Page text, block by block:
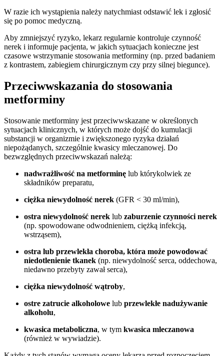
W razie ich wystąpienia należy natychmiast odstawić lek i zgłosić
się po pomoc medyczną.
Aby zmniejszyć ryzyko, lekarz regularnie kontroluje czynność
nerek i informuje pacjenta, w jakich sytuacjach konieczne jest
czasowe wstrzymanie stosowania metforminy (np. przed badaniem
z kontrastem, zabiegiem chirurgicznym czy przy silnej biegunce).
Przeciwwskazania do stosowania
metforminy
Stosowanie metforminy jest przeciwwskazane w określonych
sytuacjach klinicznych, w których może dojść do kumulacji
substancji w organizmie i zwiększonego ryzyka działań
niepożądanych, szczególnie kwasicy mleczanowej. Do
bezwzględnych przeciwwskazań należą:
nadwrażliwość na metforminę lub którykolwiek ze
składników preparatu,
ciężka niewydolność nerek (GFR < 30 ml/min),
ostra niewydolność nerek lub zaburzenie czynności nerek
(np. spowodowane odwodnieniem, ciężką infekcją,
wstrząsem),
ostra lub przewlekła choroba, która może powodować
niedotlenienie tkanek (np. niewydolność serca, oddechowa,
niedawno przebyty zawał serca),
ciężka niewydolność wątroby,
ostre zatrucie alkoholowe lub przewlekłe nadużywanie
alkoholu,
kwasica metaboliczna, w tym kwasica mleczanowa
(również w wywiadzie).